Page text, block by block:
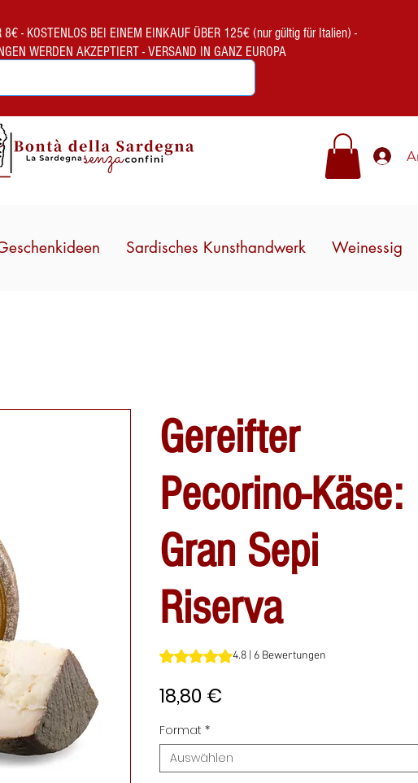
8€ - KOSTENLOS BEI EINEM EINKAUF ÜBER 125€ (nur gültig für Italien) -
WERDEN AKZEPTIERT - VERSAND IN GANZ EUROPA
Sardisches Kunsthandwerk Weinessig
Gereifter
Pecorino-Käse:
Gran Sepi
Riserva
Das Rating beträgt 4.8 von fünf Sternen,
4.8 | 6 Bewertungen
18,80 €
Format *
Auswählen